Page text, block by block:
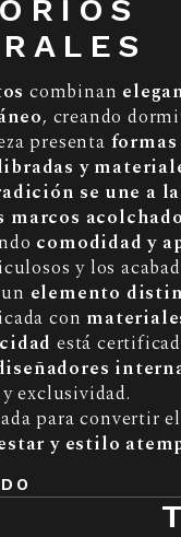
combinan
, creando
presenta
y
se une a
marcos
comodidad y
y los
elemento
con
está
exclusividad.
para convertir
y estilo